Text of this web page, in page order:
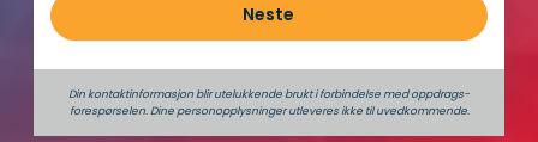
Neste
Din kontaktinformasjon blir utelukkende brukt i forbindelse med oppdrags­
forespørselen. Dine person­­opplysninger utleveres ikke til uvedkommende.